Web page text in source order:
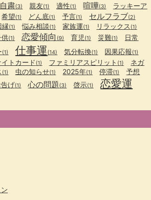
粛(3) 親友(1) 適性(1) 喧嘩(3)
ラッキーア
希望(1) どん底(1) 予言(1) セルフラブ(2)
縁(1) 悩み相談(1) 家族運(1) リラックス (1)
供(1) 恋愛傾向 (9) 育児 (1) 災難(1) 日常
(1) 仕事運 (14) 気分転換(1) 因果応報(1)
イトカード (1) ファミリアスピリット (1)
ネガ
(1) 虫の知らせ(1) 2025年(1) 停滞(1) 予想
げ(1) 心の問題(3) 啓示(1) 恋愛運